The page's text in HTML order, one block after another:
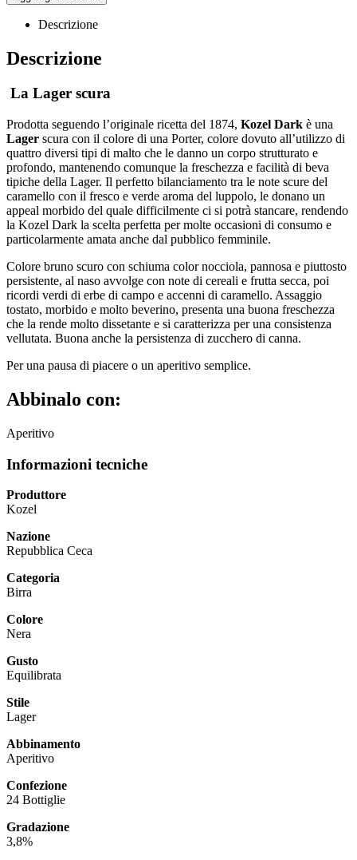
Descrizione
Descrizione
La Lager scura
Prodotta seguendo l’originale ricetta del 1874, Kozel Dark è una
Lager scura con il colore di una Porter, colore dovuto all’utilizzo di
quattro diversi tipi di malto che le danno un corpo strutturato e
profondo, mantenendo comunque la freschezza e facilità di beva
tipiche della Lager. Il perfetto bilanciamento tra le note scure del
caramello con il fresco e verde aroma del luppolo, le donano un
appeal morbido del quale difficilmente ci si potrà stancare, rendendo
la Kozel Dark la scelta perfetta per molte occasioni di consumo e
particolarmente amata anche dal pubblico femminile.
Colore bruno scuro con schiuma color nocciola, pannosa e piuttosto
persistente, al naso avvolge con note di cereali e frutta secca, poi
ricordi verdi di erbe di campo e accenni di caramello. Assaggio
tostato, morbido e molto beverino, presenta una buona freschezza
che la rende molto dissetante e si caratterizza per una consistenza
vellutata. Buona anche la persistenza di zucchero di canna.
Per una pausa di piacere o un aperitivo semplice.
Abbinalo con:
Aperitivo
Informazioni tecniche
Produttore
Kozel
Nazione
Repubblica Ceca
Categoria
Birra
Colore
Nera
Gusto
Equilibrata
Stile
Lager
Abbinamento
Aperitivo
Confezione
24 Bottiglie
Gradazione
3,8%